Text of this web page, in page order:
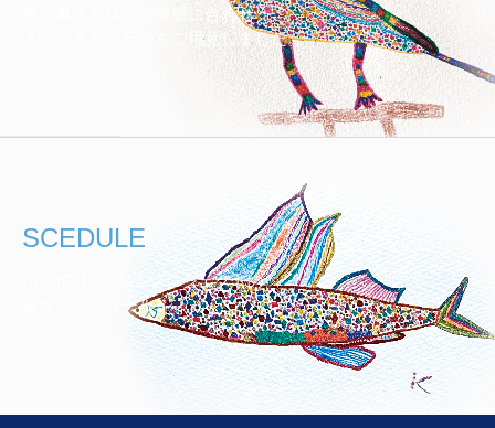
参加事業者様のご要望に合わせ
４つの参加プランをご用意しました。
SCEDULE
DESIGN GOALSプロジェクトの
実施スケジュール